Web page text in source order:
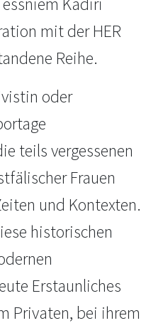
mit der HER
Reihe.
oder
teils vergessenen
Frauen
und Kontexten.
historischen
Erstaunliches
Privaten, bei ihrem